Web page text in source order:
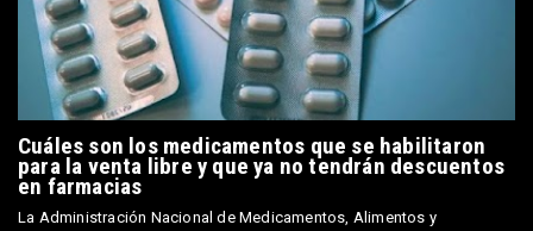
Cuáles son los medicamentos que se habilitaron
para la venta libre y que ya no tendrán descuentos
en farmacias
La Administración Nacional de Medicamentos, Alimentos y